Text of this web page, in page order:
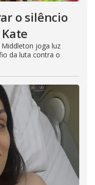
o silêncio
joga luz
da luta contra o